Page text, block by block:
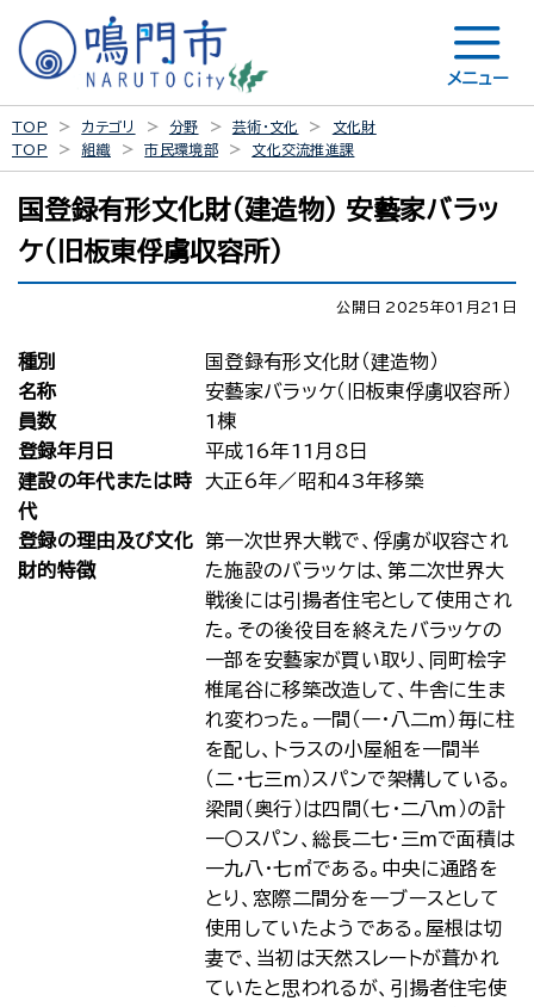
メニュー
TOP カテゴリ 分野 芸術・文化
文化財
TOP
組織 市民環境部 文化交流推進課
国登録有形文化財（建造物） 安藝家バラッ
ケ（旧板東俘虜収容所）
公開日 2025年01月21日
種別
国登録有形文化財（建造物）
名称
安藝家バラッケ（旧板東俘虜収容所）
員数
1棟
登録年月日
平成16年11月8日
建設の年代または時
代
大正6年／昭和43年移築
登録の理由及び文化
財的特徴
第一次世界大戦で、俘虜が収容され
た施設のバラッケは、第二次世界大
戦後には引揚者住宅として使用され
た。その後役目を終えたバラッケの
一部を安藝家が買い取り、同町桧字
椎尾谷に移築改造して、牛舎に生ま
れ変わった。一間（一・八二ｍ）毎に柱
を配し、トラスの小屋組を一間半
（二・七三ｍ）スパンで架構している。
梁間（奥行）は四間（七・二八ｍ）の計
一〇スパン、総長二七・三ｍで面積は
一九八・七㎡である。中央に通路を
とり、窓際二間分を一ブースとして
使用していたようである。屋根は切
妻で、当初は天然スレートが葺かれ
ていたと思われるが、引揚者住宅使